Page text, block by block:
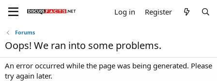
Log in Register
Forums
Oops! We ran into some problems.
An error occurred while the page was being generated. Please
try again later.